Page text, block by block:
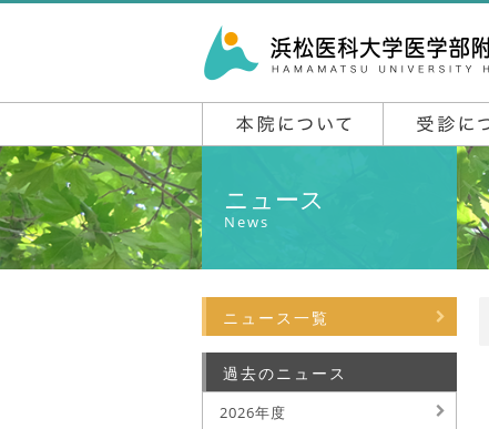
ニュース
News
ニュース一覧
過去のニュース
2026年度